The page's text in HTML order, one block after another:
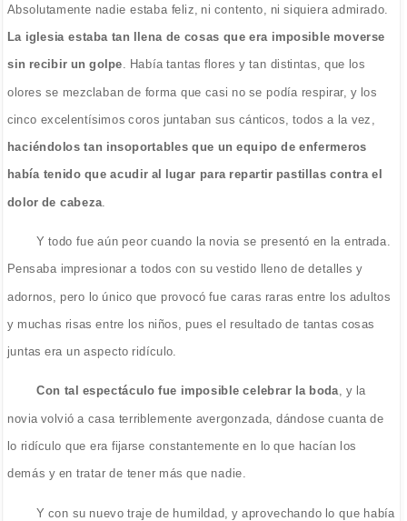
Absolutamente nadie estaba feliz, ni contento, ni siquiera admirado.
La iglesia estaba tan llena de cosas que era imposible moverse
sin recibir un golpe . Había tantas flores y tan distintas, que los
olores se mezclaban de forma que casi no se podía respirar, y los
cinco excelentísimos coros juntaban sus cánticos, todos a la vez,
haciéndolos tan insoportables que un equipo de enfermeros
había tenido que acudir al lugar para repartir pastillas contra el
dolor de cabeza
Y todo fue aún peor cuando la novia se presentó en la entrada.
Pensaba impresionar a todos con su vestido lleno de detalles y
adornos, pero lo único que provocó fue caras raras entre los adultos
y muchas risas entre los niños, pues el resultado de tantas cosas
juntas era un aspecto ridículo.
Con tal espectáculo fue imposible celebrar la boda, y la
novia volvió a casa terriblemente avergonzada, dándose cuanta de
lo ridículo que era fijarse constantemente en lo que hacían los
demás y en tratar de tener más que nadie.
Y con su nuevo traje de humildad, y aprovechando lo que había